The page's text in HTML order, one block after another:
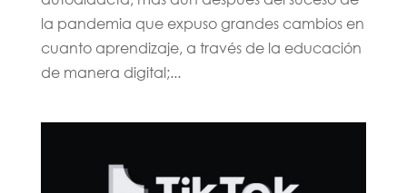
la pandemia que expuso grandes cambios en
cuanto aprendizaje, a través de la educación
de manera digital;...